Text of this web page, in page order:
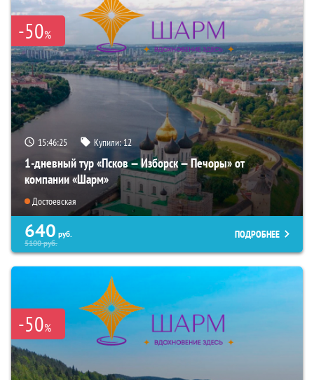
-50%
15:46:23 Купили:12
1-дневный тур «Псков — Изборск — Печоры» от
компании «Шарм»
Достоевская
640 руб.
5100руб.
ПОДРОБНЕЕ
-50%